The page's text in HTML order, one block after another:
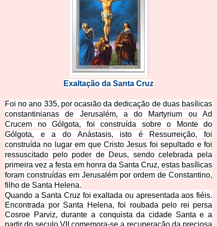
Exaltação da Santa Cruz
Foi no ano 335, por ocasião da dedicação de duas basílicas
constantinianas de Jerusalém, a do Martyrium ou Ad
Crucem no Gólgota, foi construída sobre o Monte do
Gólgota, e a do Anástasis, isto é Ressurreição, foi
construída no lugar em que Cristo Jesus foi sepultado e foi
ressuscitado pelo poder de Deus, sendo celebrada pela
primeira vez a festa em honra da Santa Cruz, estas basílicas
foram construídas em Jerusalém por ordem de Constantino,
filho de Santa Helena.
Quando a Santa Cruz foi exaltada ou apresentada aos fiéis.
Encontrada por Santa Helena, foi roubada pelo rei persa
Cosroe Parviz, durante a conquista da cidade Santa e a
partir do seculo VII comemora-se a recuperação da preciosa